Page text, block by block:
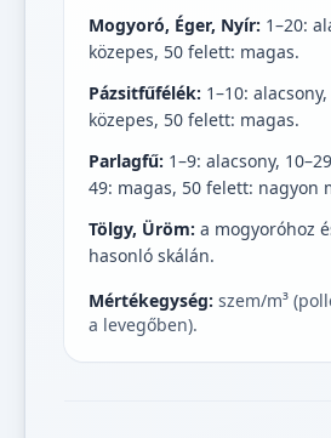
Mogyoró, Éger, Nyír: 1–20:
közepes, 50 felett: magas.
Pázsitfűfélék: 1–10:
közepes, 50 felett: magas.
Parlagfű: 1–9: alacsony,
49: magas, 50 felett: nagyon
Tölgy, Üröm: a mogyoróhoz
hasonló skálán.
Mértékegység: szem/m³
a levegőben).